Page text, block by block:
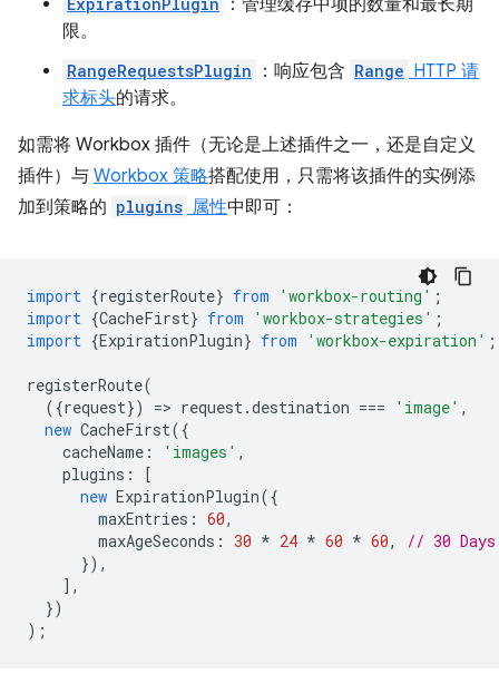
：管理缓存中项的数量和最长期
限。
RangeRequestsPlugin ：响应包含 Range HTTP 请
求标头的请求。
如需将 Workbox 插件（无论是上述插件之一，还是自定义
插件）与 Workbox 策略搭配使用，只需将该插件的实例添
加到策略的 plugins 属性中即可：
import {registerRoute} from 'workbox-routing' ;
import {CacheFirst} from 'workbox-strategies' ;
import {ExpirationPlugin} from 'workbox-expiration' ;
registerRoute(
({request}) => request.destination === 'image' ,
new CacheFirst({
cacheName : 'images' ,
plugins :
[
new ExpirationPlugin({
maxEntries : 60,
maxAgeSeconds : 30 * 24 * 60 * 60,
// 30 Days
}),
],
})
);